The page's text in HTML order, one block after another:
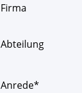
Firma
Abteilung
Pflichtfeld
Anrede*